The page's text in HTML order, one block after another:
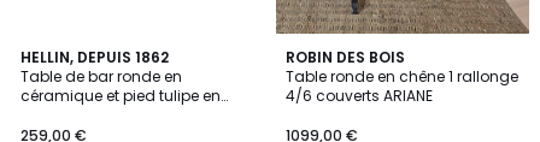
HELLIN, DEPUIS 1862
Table de bar ronde en
céramique et pied tulipe en
259,00 €
ROBIN DES BOIS
Table ronde en chêne 1 rallonge
4/6 couverts ARIANE
1099,00 €